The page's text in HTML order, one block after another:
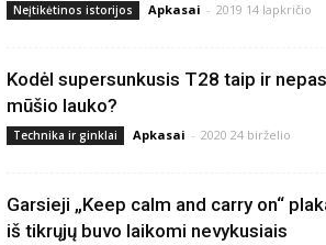
Neįtikėtinos istorijos Apkasai - 2019 14 lapkričio
Kodėl supersunkusis T28 taip ir
mūšio lauko?
Technika ir ginklai Apkasai - 2020 24 birželio
Garsieji „Keep calm and carry on“
iš tikrųjų buvo laikomi nevykusiais